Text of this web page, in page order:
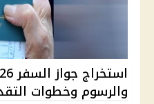
والرسوم وخطوات